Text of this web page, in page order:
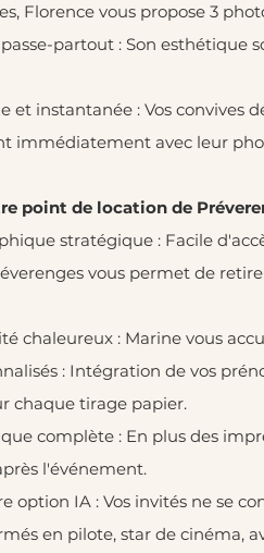
Florence vous propose 3
partout : Son esthétique
et instantanée : Vos convives
immédiatement avec leur
point de location de
stratégique : Facile
vous permet de
chaleureux : Marine vous
: Intégration de vos
chaque tirage papier.
complète : En plus des
l'événement.​
option IA : Vos invités ne se
en pilote, star de cinéma,